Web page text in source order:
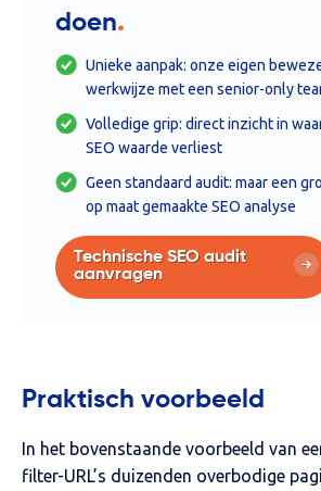
doen.
Unieke aanpak: onze eigen
werkwijze met een senior-only
Volledige grip: direct inzicht in
SEO waarde verliest
Geen standaard audit: maar een
op maat gemaakte SEO analyse
Technische SEO audit
aanvragen
Praktisch voorbeeld
In het bovenstaande voorbeeld van
filter-URL’s duizenden overbodige